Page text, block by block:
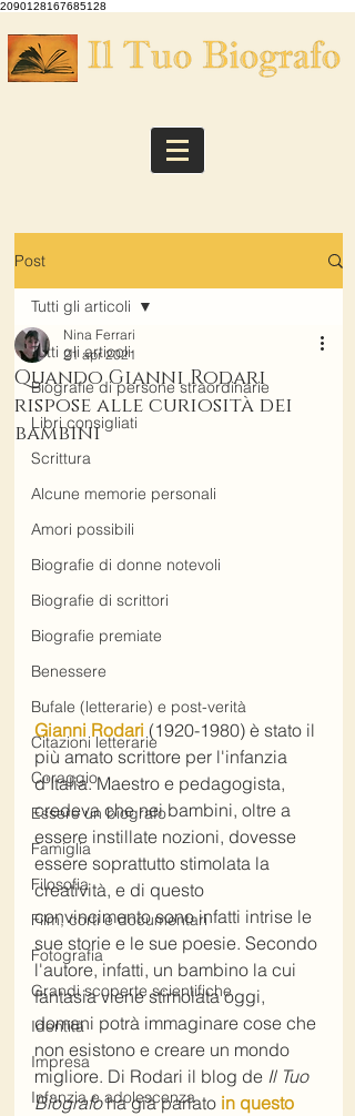
2090128167685128
Post
Tutti gli articoli
Biografie di persone straordinarie
Libri consigliati
Scrittura
Alcune memorie personali
Amori possibili
Biografie di donne notevoli
Biografie di scrittori
Biografie premiate
Benessere
Bufale (letterarie) e post-verità
Citazioni letterarie
Coraggio
Essere un biografo
Famiglia
Filosofia
Film, corti e documentari
Fotografia
Grandi scoperte scientifiche
Identità
Impresa
Infanzia e adolescenza
Tutti gli articoli
Quando Gianni Rodari
rispose alle curiosità dei
bambini
Nina Ferrari
21 apr 2021
Gianni Rodari (1920-1980) è stato il
più amato scrittore per l'infanzia
d'Italia. Maestro e pedagogista,
credeva che nei bambini, oltre a
essere instillate nozioni, dovesse
essere soprattutto stimolata la
creatività, e di questo
convincimento sono infatti intrise le
sue storie e le sue poesie. Secondo
l'autore, infatti, un bambino la cui
fantasia viene stimolata oggi,
domani potrà immaginare cose che
non esistono e creare un mondo
migliore. Di Rodari il blog de Il Tuo
Biografo ha già parlato in questo